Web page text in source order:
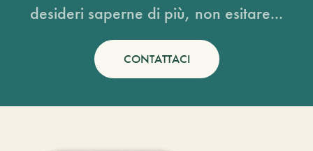
desideri saperne di più, non esitare...
CONTATTACI